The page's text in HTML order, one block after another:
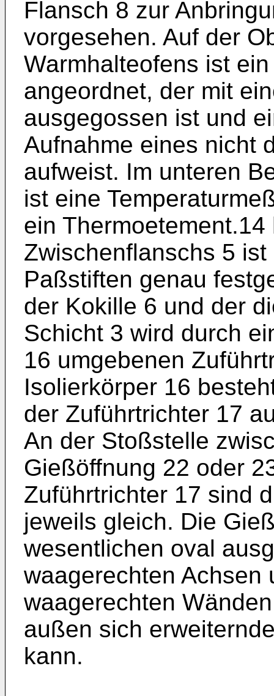
Flansch 8 zur
vorgesehen. Auf der
Warmhalteofens ist
angeordnet, der mit
ausgegossen ist und
Aufnahme eines nicht
aufweist. Im unteren
ist eine
ein
Zwischenflanschs 5
Paßstiften genau
der Kokille 6 und der
Schicht 3 wird durch
16 umgebenen
Isolierkörper 16
der Zuführtrichter 17
An der Stoßstelle
Gießöffnung 22 oder
Zuführtrichter 17 sind
jeweils gleich. Die
wesentlichen oval
waagerechten Achsen
waagerechten
außen sich
kann.